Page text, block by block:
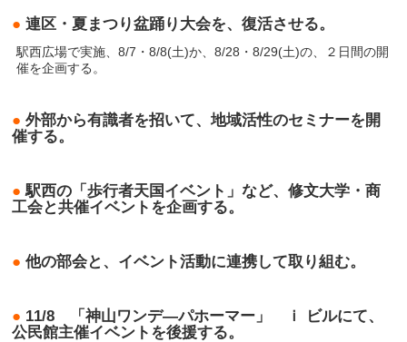
● 連区・夏まつり盆踊り大会を、復活させる。
駅西広場で実施、8/7・8/8(土)か、8/28・8/29(土)の、２日間の開
催を企画する。
● 外部から有識者を招いて、地域活性のセミナーを開
催する。
● 駅西の「歩行者天国イベント」など、修文大学・商
工会と共催イベントを企画する。
● 他の部会と、イベント活動に連携して取り組む。
● 11/8 「神山ワンデ―パホーマー」 ｉ ビルにて、
公民館主催イベントを後援する。